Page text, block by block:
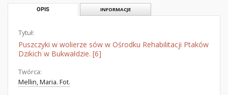
OPIS INFORMACJE
Tytuł:
Puszczyki w wolierze sów w Ośrodku Rehabilitacji Ptaków
Dzikich w Bukwałdzie. [6]
Twórca:
Mellin, Maria. Fot.